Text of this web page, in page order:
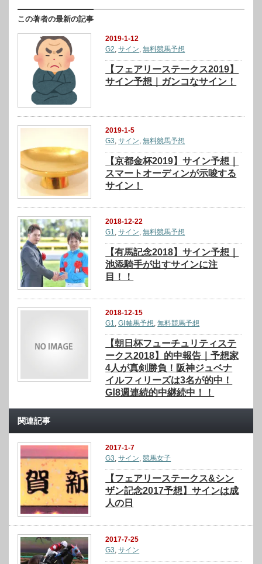
この著者の最新の記事
2019-1-12
G2,サイン,無料競馬予想
【フェアリーステークス2019】
サイン予想｜ガンコなサイン！
2019-1-5
G3 ,サイン ,無料競馬予想
【京都金杯2019】サイン予想｜
スマートオーディンが示唆する
サイン！
2018-12-22
G1,サイン,無料競馬予想
【有馬記念2018】サイン予想｜
池添騎手が出すサインに注
目！！
2018-12-15
G1,GⅠ軸馬予想,無料競馬予想
【朝日杯フューチュリティステ
ークス2018】的中報告｜予想家
4人が真剣勝負！阪神ジュベナ
イルフィリーズは3名が的中！
GⅠ8週連続的中継続中！！
関連記事
2017-1-7
G3,サイン,競馬女子
【フェアリーステークス&シン
ザン記念2017予想】サインは成
人の日
2017-7-25
G3 ,サイン